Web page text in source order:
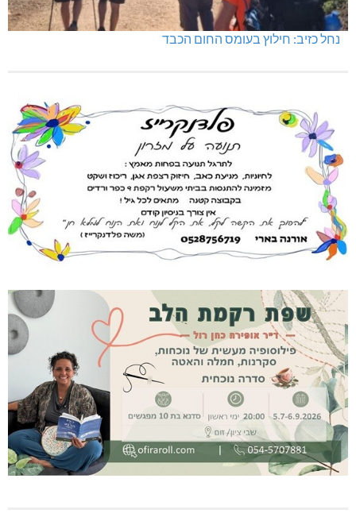
נחל כזיב: חילוץ בעומס החום הכבד